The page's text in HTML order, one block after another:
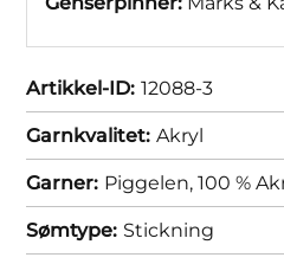
Artikkel-ID: 12088-3
Garnkvalitet: Akryl
Garner: Piggelen, 100 %
Sømtype: Stickning